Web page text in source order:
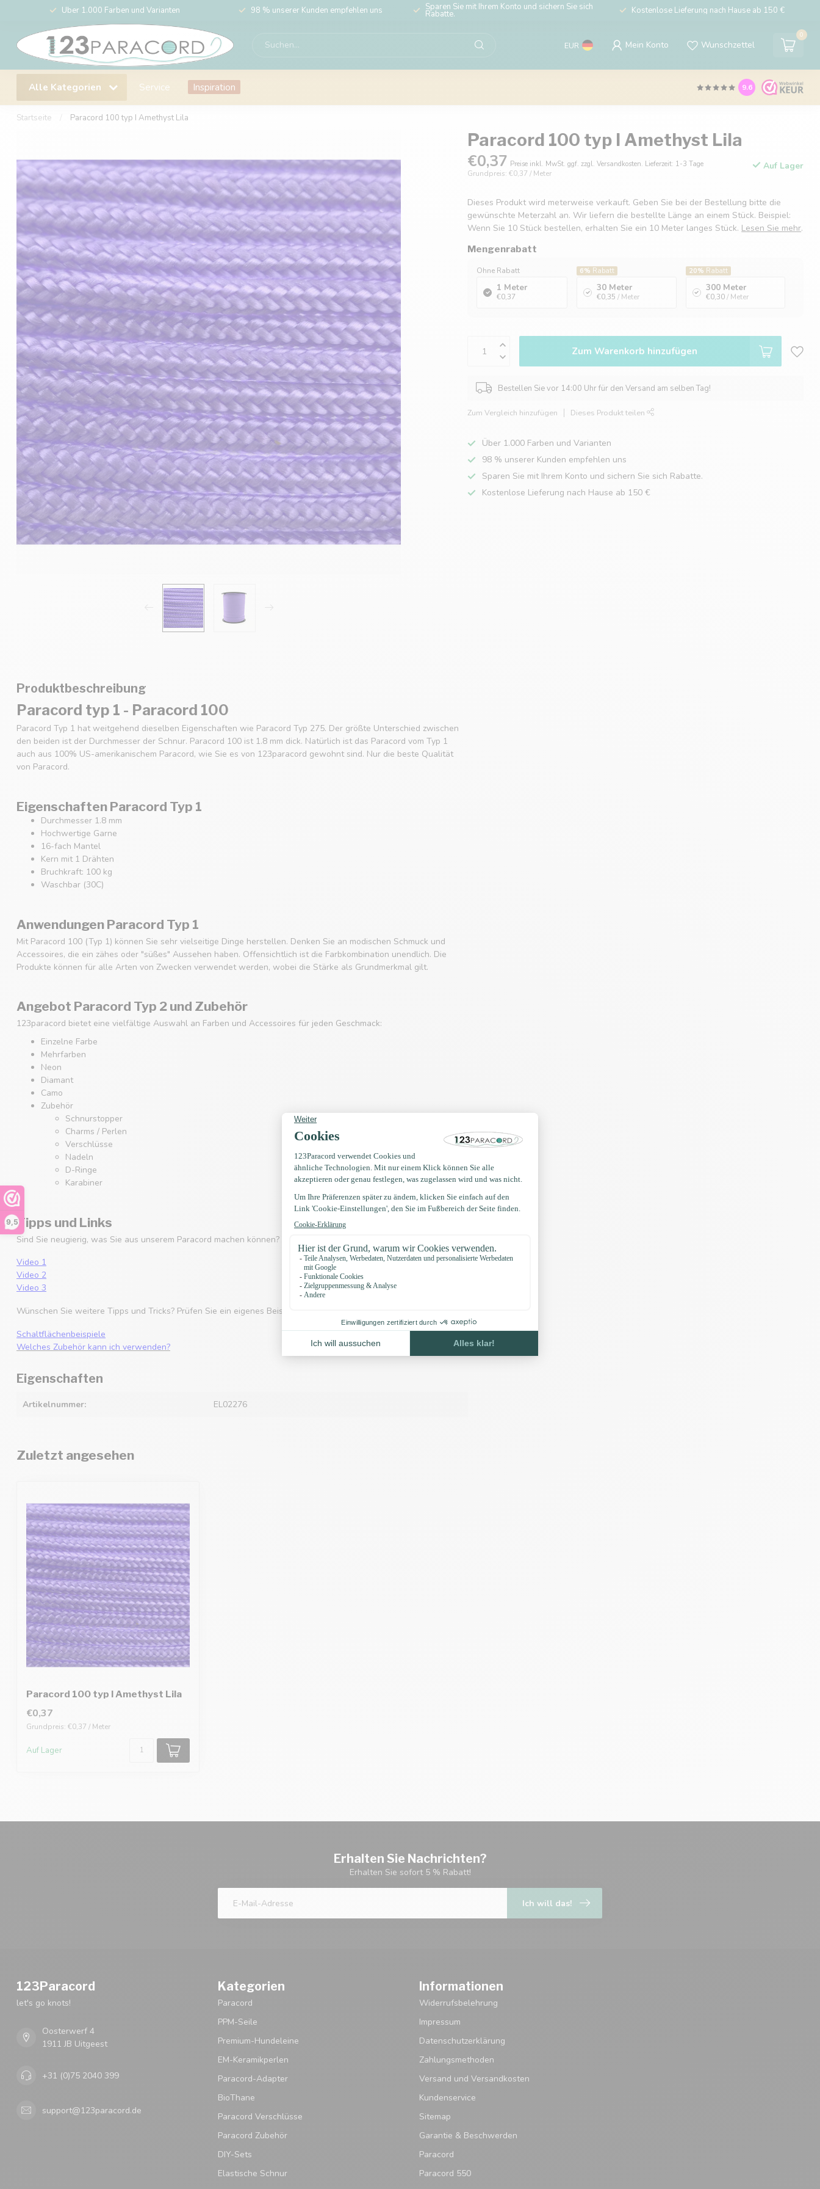
9,5
Über 1.000 Farben und Varianten 98 % unserer Kunden empfehlen uns Sparen Sie mit Ihrem Konto und sichern Sie sich
Rabatte. Kostenlose Lieferung nach Hause ab 150 €
EUR Mein Konto Wunschzettel
0
Alle Kategorien Service Inspiration 9.6
Startseite Paracord 100 typ I Amethyst Lila
Paracord 100 typ I Amethyst Lila
€0,37 Preise inkl. MwSt. ggf. zzgl. Versandkosten. Lieferzeit: 1-3 Tage
Grundpreis: €0,37 / Meter
Auf Lager
Dieses Produkt wird meterweise verkauft. Geben Sie bei der Bestellung bitte die
gewünschte Meterzahl an. Wir liefern die bestellte Länge an einem Stück. Beispiel:
Wenn Sie 10 Stück bestellen, erhalten Sie ein 10 Meter langes Stück. Lesen Sie mehr.
Mengenrabatt
Ohne Rabatt
1 Meter
€0,37
6% Rabatt
30 Meter
€0,35 / Meter
20% Rabatt
300 Meter
€0,30 / Meter
Zum Warenkorb hinzufügen
Bestellen Sie vor 14:00 Uhr für den Versand am selben Tag!
Zum Vergleich hinzufügen Dieses Produkt teilen
Über 1.000 Farben und Varianten
98 % unserer Kunden empfehlen uns
Sparen Sie mit Ihrem Konto und sichern Sie sich Rabatte.
Kostenlose Lieferung nach Hause ab 150 €
Produktbeschreibung
Paracord typ 1 - Paracord 100
Paracord Typ 1 hat weitgehend dieselben Eigenschaften wie Paracord Typ 275. Der größte Unterschied zwischen
den beiden ist der Durchmesser der Schnur. Paracord 100 ist 1.8 mm dick. Natürlich ist das Paracord vom Typ 1
auch aus 100% US-amerikanischem Paracord, wie Sie es von 123paracord gewohnt sind. Nur die beste Qualität
von Paracord.
Eigenschaften Paracord Typ 1
Durchmesser 1.8 mm
Hochwertige Garne
16-fach Mantel
Kern mit 1 Drähten
Bruchkraft: 100 kg
Waschbar (30C)
Anwendungen Paracord Typ 1
Mit Paracord 100 (Typ 1) können Sie sehr vielseitige Dinge herstellen. Denken Sie an modischen Schmuck und
Accessoires, die ein zähes oder "süßes" Aussehen haben. Offensichtlich ist die Farbkombination unendlich. Die
Produkte können für alle Arten von Zwecken verwendet werden, wobei die Stärke als Grundmerkmal gilt.
Angebot Paracord Typ 2 und Zubehör
123paracord bietet eine vielfältige Auswahl an Farben und Accessoires für jeden Geschmack:
Einzelne Farbe
Mehrfarben
Neon
Diamant
Camo
Zubehör
Schnurstopper
Charms / Perlen
Verschlüsse
Nadeln
D-Ringe
Karabiner
Tipps und Links
Sind Sie neugierig, was Sie aus unserem Paracord machen können? Dann schau dir eines der Videos unten an:
Video 1
Video 2
Video 3
Wünschen Sie weitere Tipps und Tricks? Prüfen Sie ein eigenes Beispiel unserer Knöpfe und unser Zubehör:
Schaltflächenbeispiele
Welches Zubehör kann ich verwenden?
Eigenschaften
Artikelnummer: EL02276
Zuletzt angesehen
Paracord 100 typ I Amethyst Lila
€0,37
Grundpreis: €0,37 / Meter
Auf Lager
Erhalten Sie Nachrichten?
Erhalten Sie sofort 5 % Rabatt!
Ich will das!
123Paracord
let's go knots!
Oosterwerf 4
1911 JB Uitgeest
+31 (0)75 2040 399
support@123paracord.de
Kategorien
Paracord
PPM-Seile
Premium-Hundeleine
EM-Keramikperlen
Paracord-Adapter
BioThane
Paracord Verschlüsse
Paracord Zubehör
DIY-Sets
Elastische Schnur
Informationen
Widerrufsbelehrung
Impressum
Datenschutzerklärung
Zahlungsmethoden
Versand und Versandkosten
Kundenservice
Sitemap
Garantie & Beschwerden
Paracord
Paracord 550